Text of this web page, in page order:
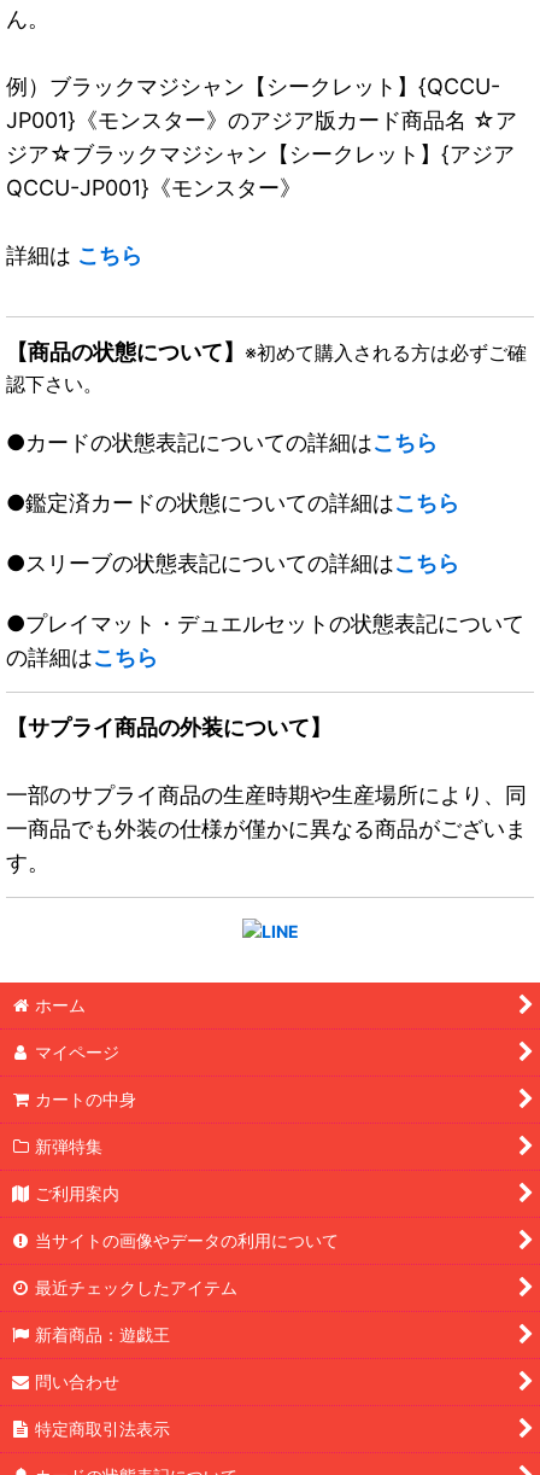
ん。
例）ブラックマジシャン【シークレット】{QCCU-
JP001}《モンスター》のアジア版カード商品名 ☆ア
ジア☆ブラックマジシャン【シークレット】{アジア
QCCU-JP001}《モンスター》
詳細は こちら
【商品の状態について】 ※初めて購入される方は必ずご確
認下さい。
●カードの状態表記についての詳細はこちら
●鑑定済カードの状態についての詳細はこちら
●スリーブの状態表記についての詳細はこちら
●プレイマット・デュエルセットの状態表記について
の詳細はこちら
【サプライ商品の外装について】
一部のサプライ商品の生産時期や生産場所により、同
一商品でも外装の仕様が僅かに異なる商品がございま
す。
ホーム
マイページ
カートの中身
新弾特集
ご利用案内
当サイトの画像やデータの利用について
最近チェックしたアイテム
新着商品：遊戯王
問い合わせ
特定商取引法表示